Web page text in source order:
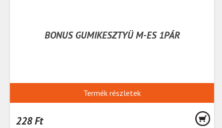
BONUS GUMIKESZTYÜ M-ES 1PÁR
Termék részletek
228 Ft